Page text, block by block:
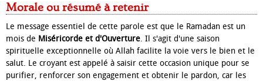
Morale ou résumé à retenir
Le message essentiel de cette parole est que le Ramadan est un
mois de Miséricorde et d'Ouverture. Il s'agit d'une saison
spirituelle exceptionnelle où Allah facilite la voie vers le bien et le
salut. Le croyant est appelé à saisir cette occasion unique pour se
purifier, renforcer son engagement et obtenir le pardon, car les